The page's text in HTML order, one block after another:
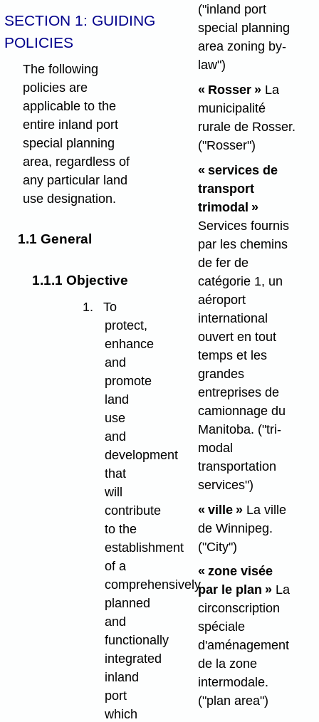
SECTION 1: GUIDING
POLICIES
The following
policies are
applicable to the
entire inland port
special planning
area, regardless of
any particular land
use designation.
1.1 General
1.1.1 Objective
1.
To
protect,
enhance
and
promote
land
use
and
development
that
will
contribute
to the
establishment
of a
comprehensively
planned
and
functionally
integrated
inland
port
which
("inland port
special planning
area zoning by-
law")
« Rosser »La
municipalité
rurale de Rosser.
("Rosser")
« services de
transport
trimodal »
Services fournis
par les chemins
de fer de
catégorie 1, un
aéroport
international
ouvert en tout
temps et les
grandes
entreprises de
camionnage du
Manitoba. ("tri-
modal
transportation
services")
« ville »La ville
de Winnipeg.
("City")
« zone visée
par le plan »La
circonscription
spéciale
d'aménagement
de la zone
intermodale.
("plan area")